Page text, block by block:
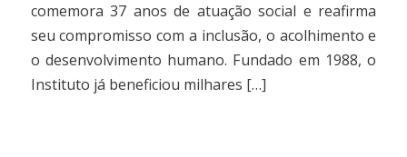
comemora 37 anos de atuação social e reafirma
seu compromisso com a inclusão, o acolhimento e
o desenvolvimento humano. Fundado em 1988, o
Instituto já beneficiou milhares […]